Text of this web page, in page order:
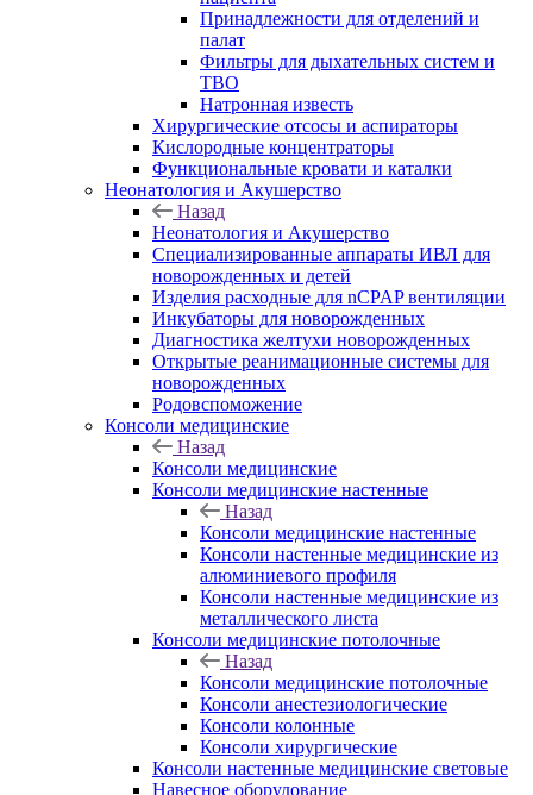
Принадлежности для отделений и
палат
Фильтры для дыхательных систем и
ТВО
Натронная известь
Хирургические отсосы и аспираторы
Кислородные концентраторы
Функциональные кровати и каталки
Неонатология и Акушерство
Назад
Неонатология и Акушерство
Специализированные аппараты ИВЛ для
новорожденных и детей
Изделия расходные для nCPAP вентиляции
Инкубаторы для новорожденных
Диагностика желтухи новорожденных
Открытые реанимационные системы для
новорожденных
Родовспоможение
Консоли медицинские
Назад
Консоли медицинские
Консоли медицинские настенные
Назад
Консоли медицинские настенные
Консоли настенные медицинские из
алюминиевого профиля
Консоли настенные медицинские из
металлического листа
Консоли медицинские потолочные
Назад
Консоли медицинские потолочные
Консоли анестезиологические
Консоли колонные
Консоли хирургические
Консоли настенные медицинские световые
Навесное оборудование